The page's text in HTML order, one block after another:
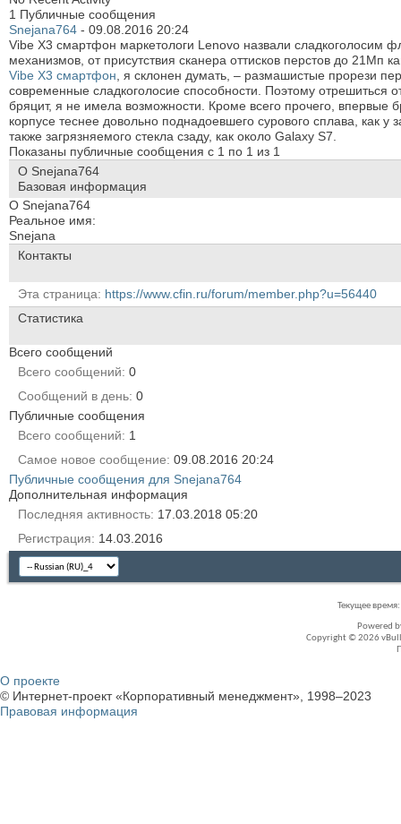
1 Публичные сообщения
Snejana764 - 09.08.2016 20:24
Vibe X3 смартфон маркетологи Lenovo назвали
механизмов, от присутствия сканера оттисков перстов до
Vibe X3 смартфон , я склонен думать, – размашистые прорези
современные сладкоголосие способности. Поэтому отрешиться
бряцит, я не имела возможности. Кроме всего прочего, впервые
корпусе теснее довольно поднадоевшего сурового сплава, как
также загрязняемого стекла сзаду, как около Galaxy S7.
Показаны публичные сообщения с 1 по 1 из 1
О Snejana764
Базовая информация
О Snejana764
Реальное имя:
Snejana
Контакты
Эта страница
https://www.cfin.ru/forum/member.php?u=56440
Статистика
Всего сообщений
Всего сообщений 0
Сообщений в день 0
Публичные сообщения
Всего сообщений
1
Самое новое сообщение 09.08.2016 20:24
Публичные сообщения для Snejana764
Дополнительная информация
Последняя активность 17.03.2018 05:20
Регистрация
14.03.2016
Текущее время:
Powered
Copyright © 2026
О проекте
© Интернет-проект «Корпоративный менеджмент», 1998–2023
Правовая информация